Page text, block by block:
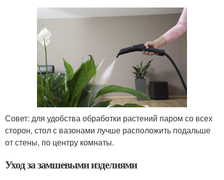
Совет: для удобства обработки растений паром со всех
сторон, стол с вазонами лучше расположить подальше
от стены, по центру комнаты.
Уход за замшевыми изделиями